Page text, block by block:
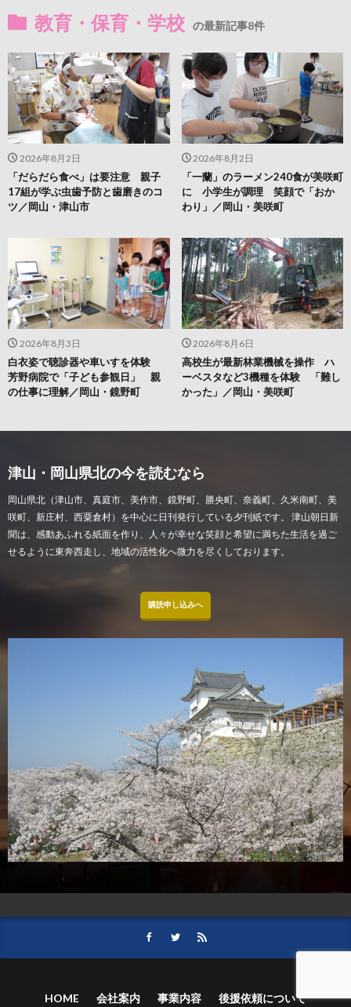
教育・保育・学校 の最新記事8件
2026年8月6日
高校生が最新林業機械を操作 ハ
ーベスタなど3機種を体験 「難し
かった」／岡山・美咲町
2026年8月3日
白衣姿で聴診器や車いすを体験
芳野病院で「子ども参観日」 親
の仕事に理解／岡山・鏡野町
2026年8月2日
「一蘭」のラーメン240食が美咲町
に 小学生が調理 笑顔で「おか
わり」／岡山・美咲町
2026年8月2日
「だらだら食べ」は要注意 親子
17組が学ぶ虫歯予防と歯磨きのコ
ツ／岡山・津山市
津山・岡山県北の今を読むなら
岡山県北（津山市、真庭市、美作市、鏡野町、勝央町、奈義町、久米南町、美
咲町、新庄村、西粟倉村）を中心に日刊発行している夕刊紙です。 津山朝日新
聞は、感動あふれる紙面を作り、人々が幸せな笑顔と希望に満ちた生活を過ご
せるように東奔西走し、地域の活性化へ微力を尽くしております。
購読申し込みへ
HOME 会社案内 事業内容 後援依頼について